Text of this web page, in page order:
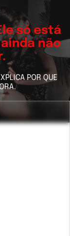
só está
não
POR QUE